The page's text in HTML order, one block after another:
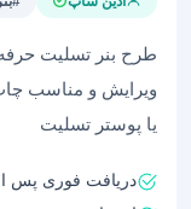
طرح بنر تسلیت
ویرایش و مناسب چاپ
یا پوستر تسلیت
دریافت فوری پس